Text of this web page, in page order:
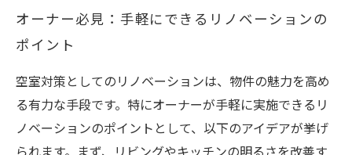
オーナー必見：手軽にできるリノベーションの
ポイント
空室対策としてのリノベーションは、物件の魅力を高め
る有力な手段です。特にオーナーが手軽に実施できるリ
ノベーションのポイントとして、以下のアイデアが挙げ